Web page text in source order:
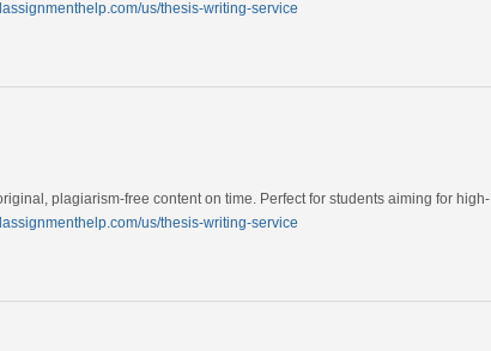
us/thesis-writing-service
plagiarism-free content on time. Perfect for students aiming for high-
us/thesis-writing-service